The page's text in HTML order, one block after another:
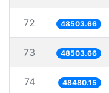
72 48503.66
73 48503.66
74 48480.15